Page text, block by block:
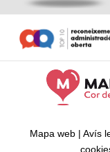
Mapa web | Avís